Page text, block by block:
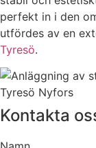
perfekt in i den
utfördes av en
Tyresö.
Kontakta